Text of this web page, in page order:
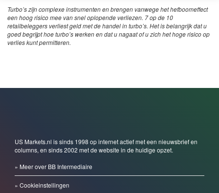
Turbo’s zijn complexe instrumenten en brengen vanwege het hefboomeffect
een hoog risico mee van snel oplopende verliezen. 7 op de 10
retailbeleggers verliest geld met de handel in turbo’s. Het is belangrijk dat u
goed begrijpt hoe turbo’s werken en dat u nagaat of u zich het hoge risico op
verlies kunt permitteren.
US Markets.nl is sinds 1998 op internet actief met een nieuwsbrief en
columns, en sinds 2002 met de website in de huidige opzet.
» Meer over BB Intermediaire
» Cookieinstellingen